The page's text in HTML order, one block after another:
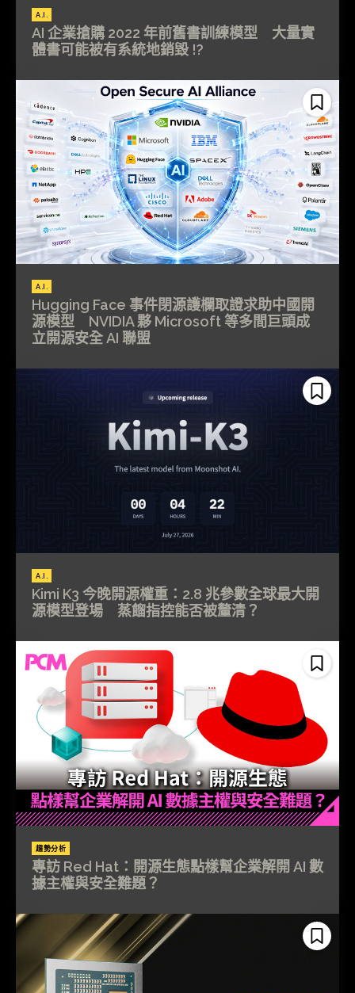
A.I.
AI 企業搶購 2022 年前舊書訓練模型 大量實
體書可能被有系統地銷毀 !?
A.I.
Hugging Face 事件閉源護欄取證求助中國開
源模型 NVIDIA 夥 Microsoft 等多間巨頭成
立開源安全 AI 聯盟
A.I.
Kimi K3 今晚開源權重：2.8 兆參數全球最大開
源模型登場 蒸餾指控能否被釐清？
趨勢分析
專訪 Red Hat：開源生態點樣幫企業解開 AI 數
據主權與安全難題？